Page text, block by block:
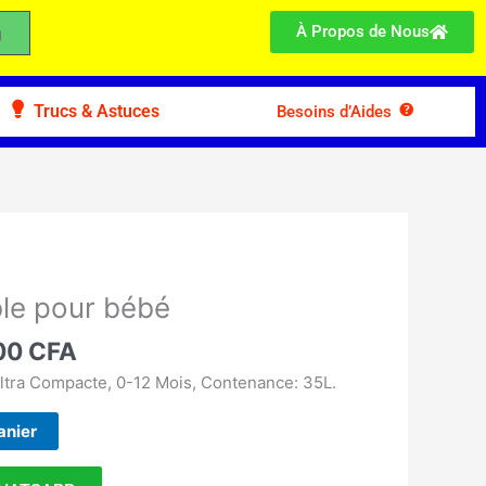
À Propos de Nous
Trucs & Astuces Besoins d’Aides
pour bébé
CFA.
CFA
prix
actuel
14.000 CFA.
Compacte, 0-12 Mois, Contenance: 35L.